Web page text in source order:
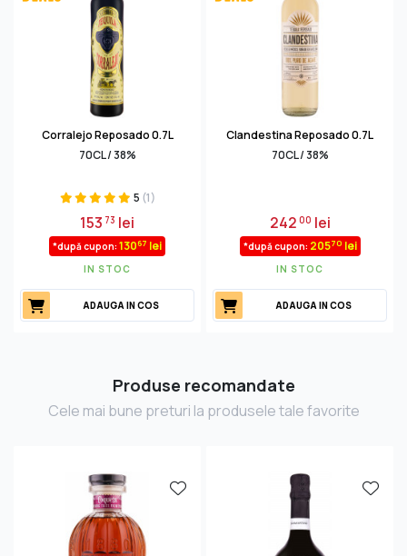
Corralejo Reposado 0.7L
70CL / 38%
5 (1)
153 73 lei
*după cupon: 13067 lei
IN STOC
ADAUGA IN COS
Clandestina Reposado 0.7L
70CL / 38%
24200 lei
*după cupon: 20570 lei
IN STOC
ADAUGA IN COS
Produse recomandate
Cele mai bune preturi la produsele tale favorite